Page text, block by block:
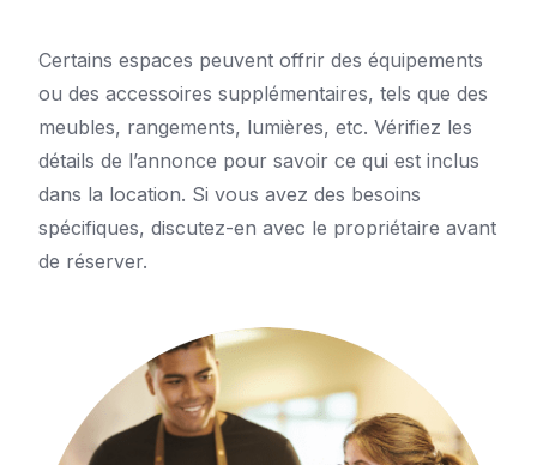
Certains espaces peuvent offrir des équipements
ou des accessoires supplémentaires, tels que des
meubles, rangements, lumières, etc. Vérifiez les
détails de l’annonce pour savoir ce qui est inclus
dans la location. Si vous avez des besoins
spécifiques, discutez-en avec le propriétaire avant
de réserver.